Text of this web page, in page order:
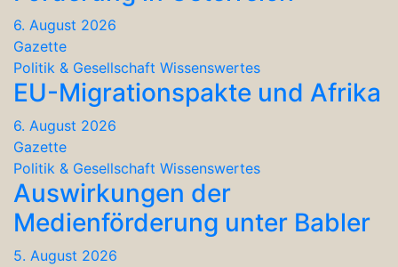
6. August 2026
Gazette
Politik & Gesellschaft Wissenswertes
EU-Migrationspakte und Afrika
6. August 2026
Gazette
Politik & Gesellschaft Wissenswertes
Auswirkungen der
Medienförderung unter Babler
5. August 2026